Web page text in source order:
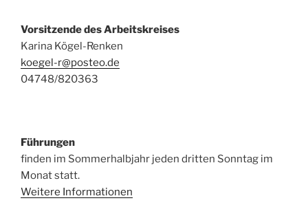
Vorsitzende des Arbeitskreises
Karina Kögel-Renken
koegel-r@posteo.de
04748/820363
Führungen
finden im Sommerhalbjahr jeden dritten Sonntag im
Monat statt.
Weitere Informationen